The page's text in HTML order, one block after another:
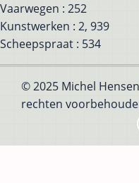
Vaarwegen : 252
Kunstwerken : 2, 939
Scheepspraat : 534
© 2025 Michel
rechten